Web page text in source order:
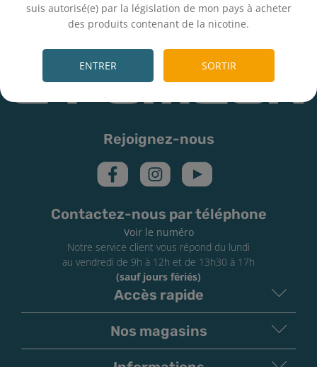
suis autorisé(e) par la législation de mon pays à acheter
des produits contenant de la nicotine.
ENTRER SORTIR
Rejoignez-nous
Contactez-nous par téléphone
Voir le numéro
Notre service client vous répond du lundi
au vendredi de 9h à 12h et de 13h30 à 17h
(sauf jours fériés)
Accès rapide
Nos magasins